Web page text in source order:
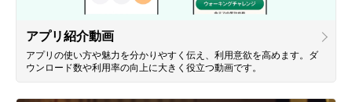
アプリ紹介動画
アプリの使い方や魅力を分かりやすく伝え、利用意欲を高めます。ダ
ウンロード数や利用率の向上に大きく役立つ動画です。